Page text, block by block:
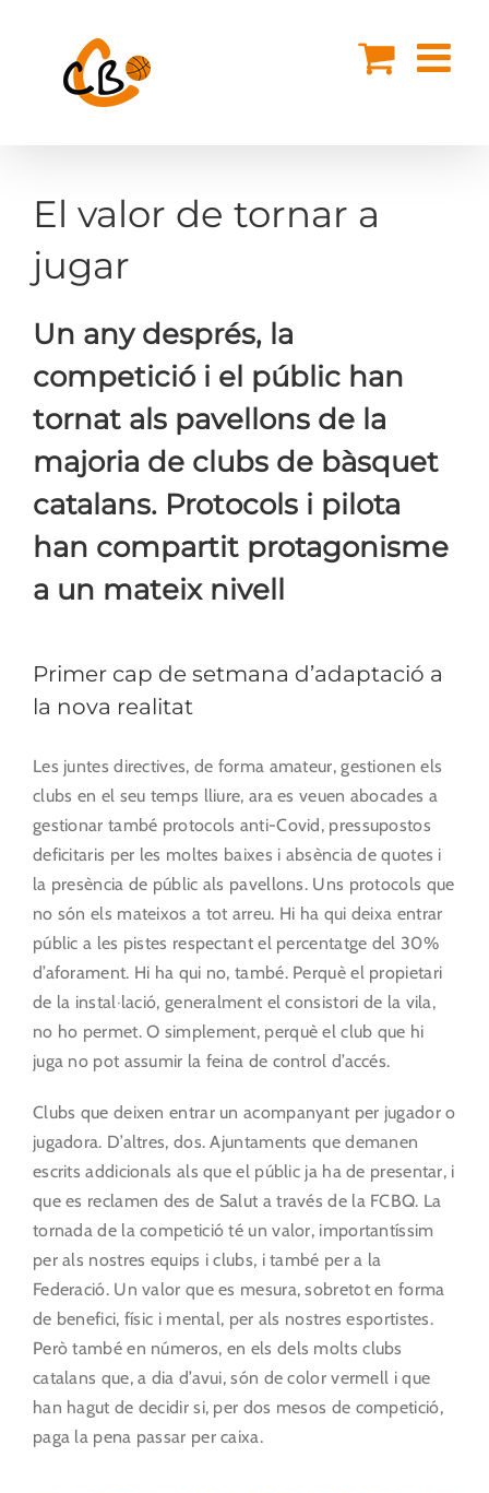
El valor de tornar a
jugar
Un any després, la
competició i el públic han
tornat als pavellons de la
majoria de clubs de bàsquet
catalans. Protocols i pilota
han compartit protagonisme
a un mateix nivell
Primer cap de setmana d’adaptació a
la nova realitat
Les juntes directives, de forma amateur, gestionen els
clubs en el seu temps lliure, ara es veuen abocades a
gestionar també protocols anti-Covid, pressupostos
deficitaris per les moltes baixes i absència de quotes i
la presència de públic als pavellons. Uns protocols que
no són els mateixos a tot arreu. Hi ha qui deixa entrar
públic a les pistes respectant el percentatge del 30%
d’aforament. Hi ha qui no, també. Perquè el propietari
de la instal·lació, generalment el consistori de la vila,
no ho permet. O simplement, perquè el club que hi
juga no pot assumir la feina de control d’accés.
Clubs que deixen entrar un acompanyant per jugador o
jugadora. D’altres, dos. Ajuntaments que demanen
escrits addicionals als que el públic ja ha de presentar, i
que es reclamen des de Salut a través de la FCBQ. La
tornada de la competició té un valor, importantíssim
per als nostres equips i clubs, i també per a la
Federació. Un valor que es mesura, sobretot en forma
de benefici, físic i mental, per als nostres esportistes.
Però també en números, en els dels molts clubs
catalans que, a dia d’avui, són de color vermell i que
han hagut de decidir si, per dos mesos de competició,
paga la pena passar per caixa.